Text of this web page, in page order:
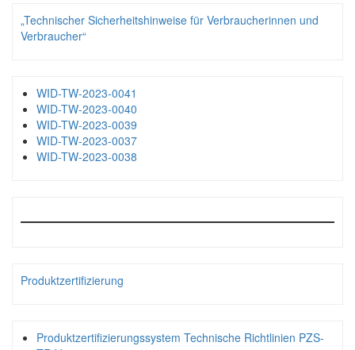
„Technischer Sicherheitshinweise für Verbraucherinnen und
Verbraucher“
WID-TW-2023-0041
WID-TW-2023-0040
WID-TW-2023-0039
WID-TW-2023-0037
WID-TW-2023-0038
Produktzertifizierung
Produktzertifizierungssystem Technische Richtlinien PZS-